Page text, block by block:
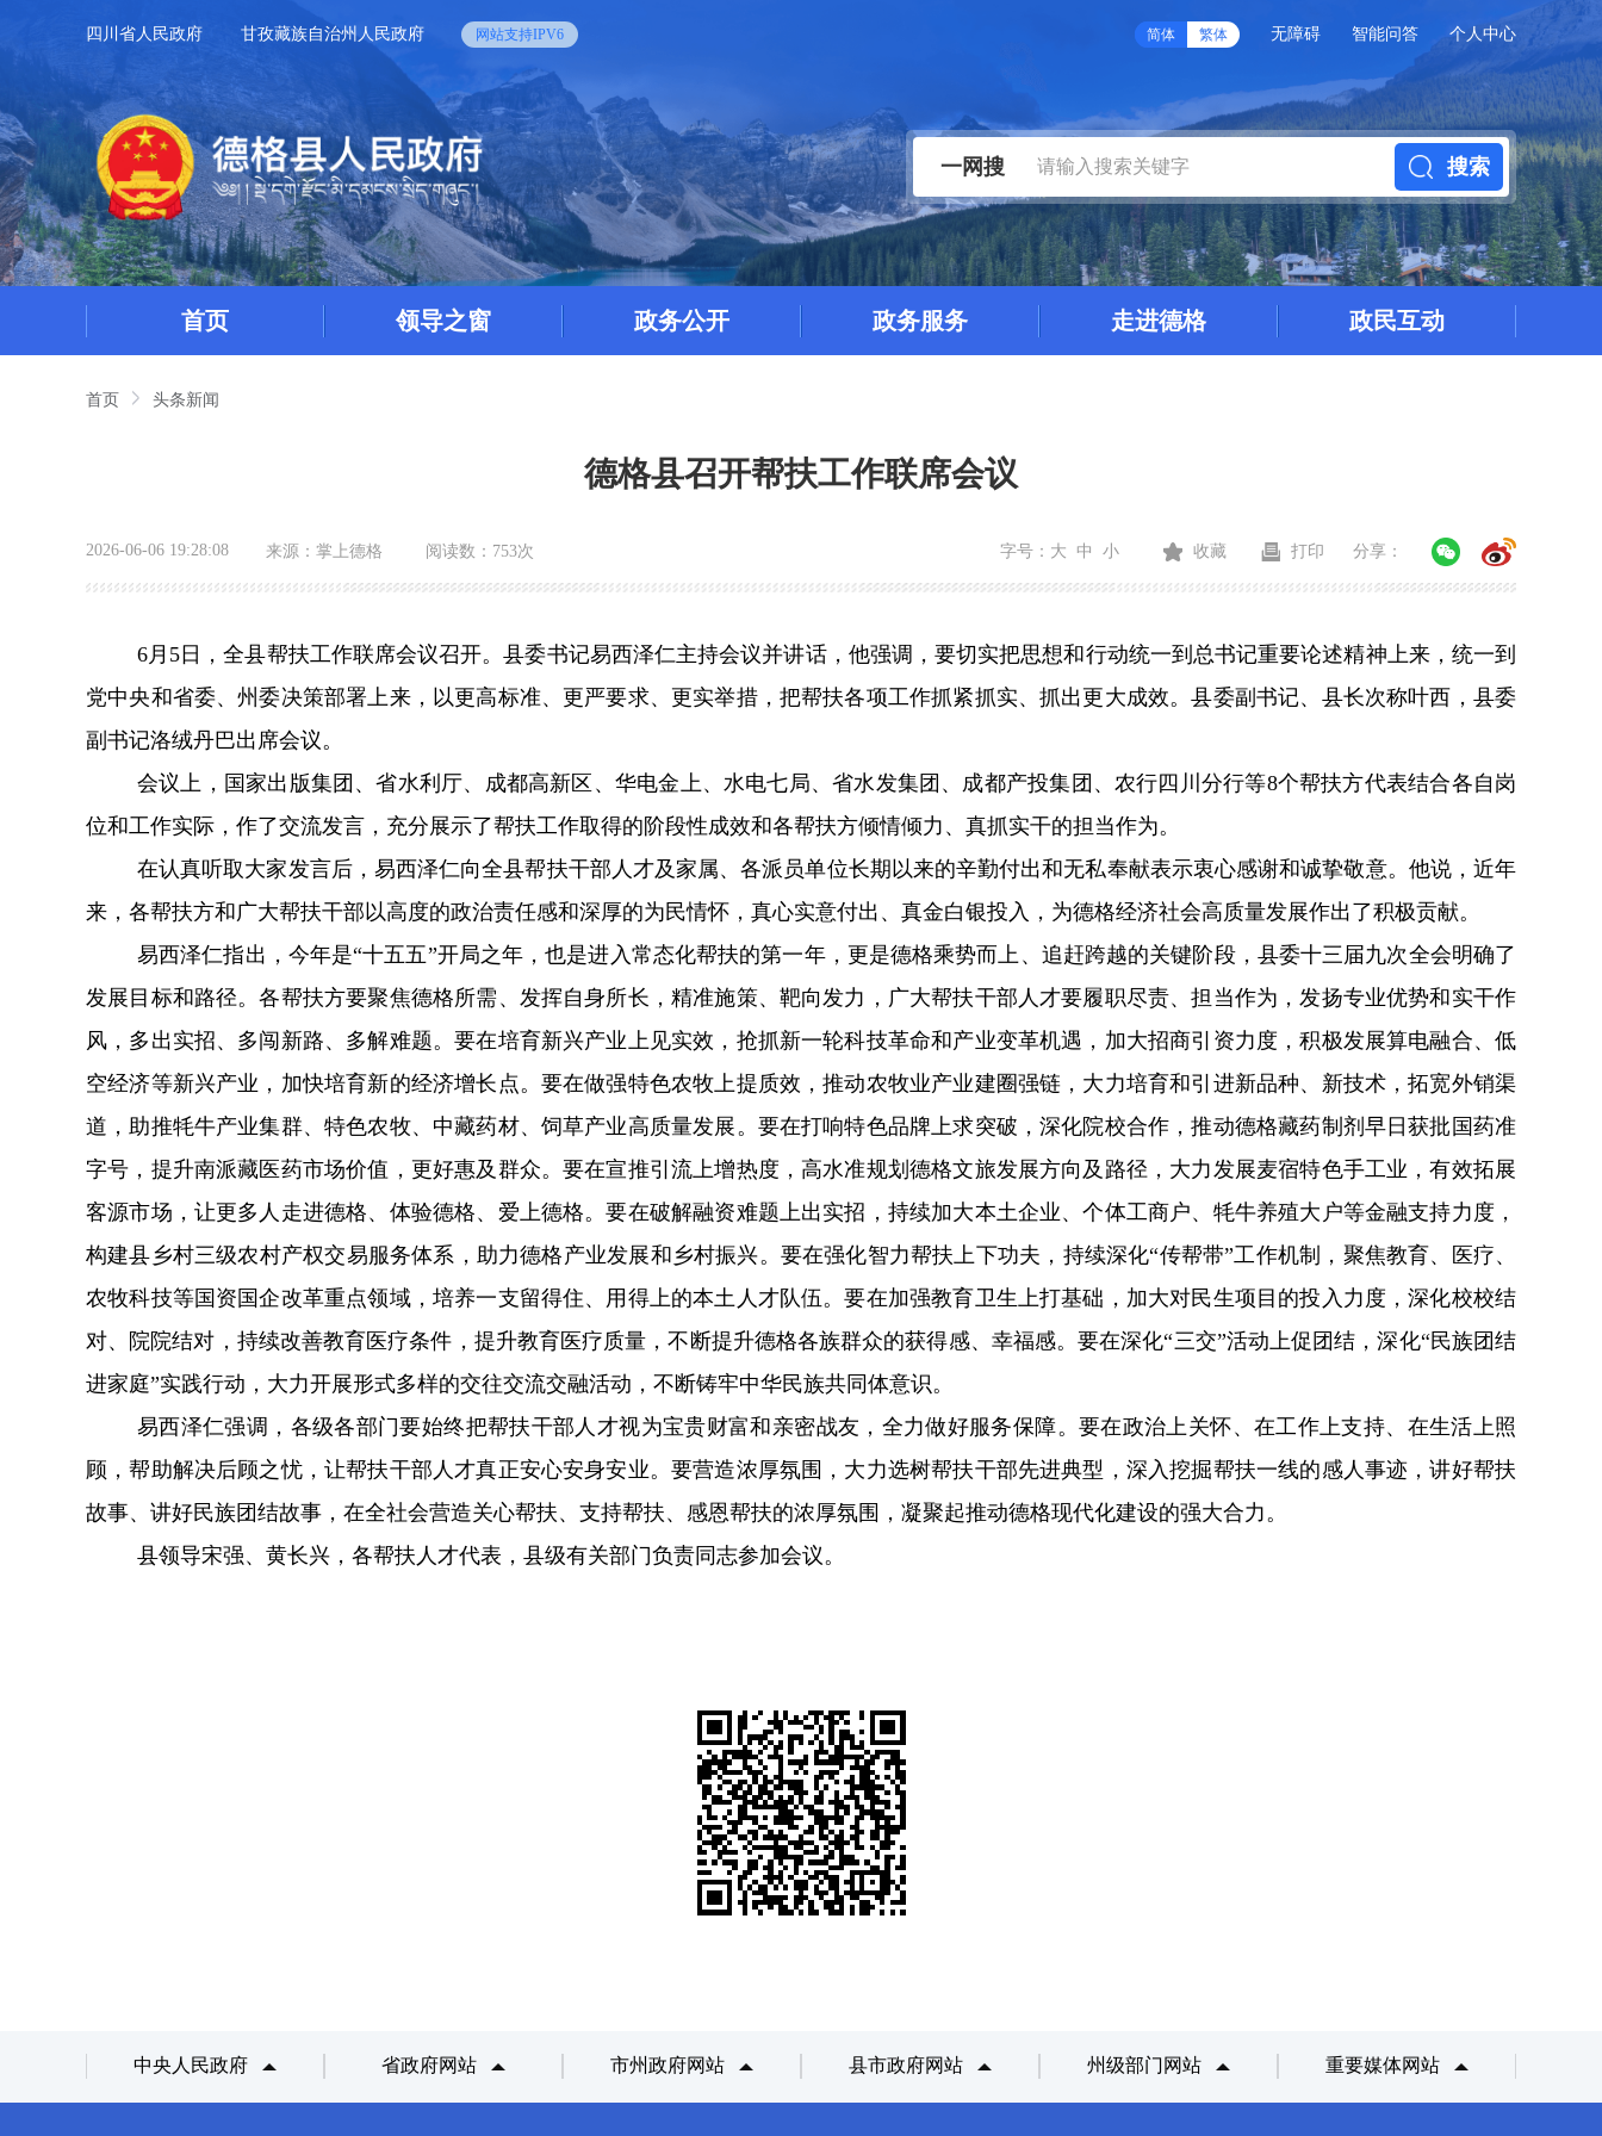
四川省人民政府 甘孜藏族自治州人民政府 网站支持IPV6 简体 繁体 无障碍 智能问答 个人中心
一网搜 搜索
首页 领导之窗 政务公开 政务服务 走进德格 政民互动
首页 头条新闻
德格县召开帮扶工作联席会议
2026-06-06 19:28:08 来源： 掌上德格 阅读数： 753次 字号： 大 中 小 收藏 打印 分享：
6 月 5日，全县帮扶工作联席会议召开。县委书记易西泽仁主持会议并讲话，他强调，要切实把思想和行动统一到总书记重要论述精神上来，统一到
党中央和省委、州委决策部署上来，以更高标准、更严要求、更实举措，把帮扶各项工作抓紧抓实、抓出更大成效。县委副书记、县长次称叶西，县委
副书记洛绒丹巴出席会议。
会议上，国家出版集团、省水利厅、成都高新区、华电金上、水电七局、省水发集团、成都产投集团、农行四川分行等8个帮扶方代表结合各自岗
位和工作实际，作了交流发言，充分展示了帮扶工作取得的阶段性成效和各帮扶方倾情倾力、真抓实干的担当作为。
在认真听取大家发言后，易西泽仁向全县帮扶干部人才及家属、各派员单位长期以来的辛勤付出和无私奉献表示衷心感谢和诚挚敬意。他说，近年
来，各帮扶方和广大帮扶干部以高度的政治责任感和深厚的为民情怀，真心实意付出、真金白银投入，为德格经济社会高质量发展作出了积极贡献。
易西泽仁指出，今年是“十五五”开局之年，也是进入常态化帮扶的第一年，更是德格乘势而上、追赶跨越的关键阶段，县委十三届九次全会明确了
发展目标和路径。各帮扶方要聚焦德格所需、发挥自身所长，精准施策、靶向发力，广大帮扶干部人才要履职尽责、担当作为，发扬专业优势和实干作
风，多出实招、多闯新路、多解难题。要在培育新兴产业上见实效，抢抓新一轮科技革命和产业变革机遇，加大招商引资力度，积极发展算电融合、低
空经济等新兴产业，加快培育新的经济增长点。要在做强特色农牧上提质效，推动农牧业产业建圈强链，大力培育和引进新品种、新技术，拓宽外销渠
道，助推牦牛产业集群、特色农牧、中藏药材、饲草产业高质量发展。要在打响特色品牌上求突破，深化院校合作，推动德格藏药制剂早日获批国药准
字号，提升南派藏医药市场价值，更好惠及群众。要在宣推引流上增热度，高水准规划德格文旅发展方向及路径，大力发展麦宿特色手工业，有效拓展
客源市场，让更多人走进德格、体验德格、爱上德格。要在破解融资难题上出实招，持续加大本土企业、个体工商户、牦牛养殖大户等金融支持力度，
构建县乡村三级农村产权交易服务体系，助力德格产业发展和乡村振兴。要在强化智力帮扶上下功夫，持续深化“传帮带”工作机制，聚焦教育、医疗、
农牧科技等国资国企改革重点领域，培养一支留得住、用得上的本土人才队伍。要在加强教育卫生上打基础，加大对民生项目的投入力度，深化校校结
对、院院结对，持续改善教育医疗条件，提升教育医疗质量，不断提升德格各族群众的获得感、幸福感。要在深化“三交”活动上促团结，深化“民族团结
进家庭”实践行动，大力开展形式多样的交往交流交融活动，不断铸牢中华民族共同体意识。
易西泽仁强调，各级各部门要始终把帮扶干部人才视为宝贵财富和亲密战友，全力做好服务保障。要在政治上关怀、在工作上支持、在生活上照
顾，帮助解决后顾之忧，让帮扶干部人才真正安心安身安业。要营造浓厚氛围，大力选树帮扶干部先进典型，深入挖掘帮扶一线的感人事迹，讲好帮扶
故事、讲好民族团结故事，在全社会营造关心帮扶、支持帮扶、感恩帮扶的浓厚氛围，凝聚起推动德格现代化建设的强大合力。
县领导宋强、黄长兴，各帮扶人才代表，县级有关部门负责同志参加会议。
中央人民政府 省政府网站 市州政府网站 县市政府网站 州级部门网站 重要媒体网站